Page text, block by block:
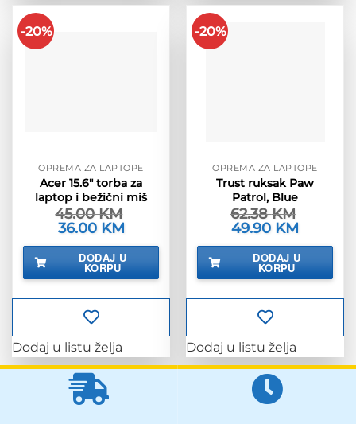
-20%
OPREMA ZA LAPTOPE
Acer 15.6″ torba za
laptop i bežični miš
45.00KM
Izvorna
cijena
bila
45.00 KM.
36.00 KM
je:
36.00 KM.
DODAJ U
KORPU
Dodaj u listu želja
-20%
OPREMA ZA LAPTOPE
Trust ruksak Paw
Patrol, Blue
62.38KM
Izvorna
cijena
bila
62.38 KM.
49.90 KM
je:
49.90 KM.
DODAJ U
KORPU
Dodaj u listu želja